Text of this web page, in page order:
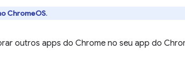
ChromeOS.
outros apps do Chrome no seu app do